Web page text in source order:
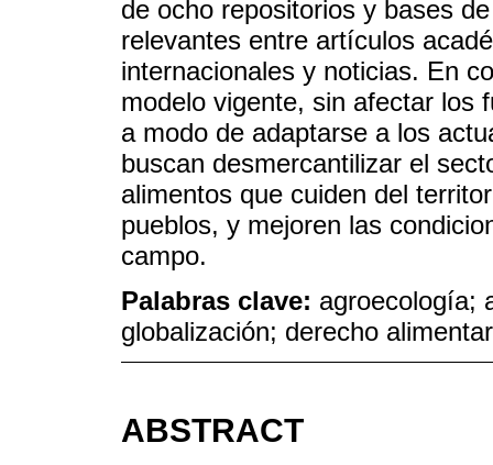
de ocho repositorios y bases
relevantes entre artículos
internacionales y noticias. En
modelo vigente, sin afectar los
a modo de adaptarse a los
buscan desmercantilizar el
alimentos que cuiden del
pueblos, y mejoren las
campo.
Palabras clave: agroecología;
globalización; derecho
ABSTRACT